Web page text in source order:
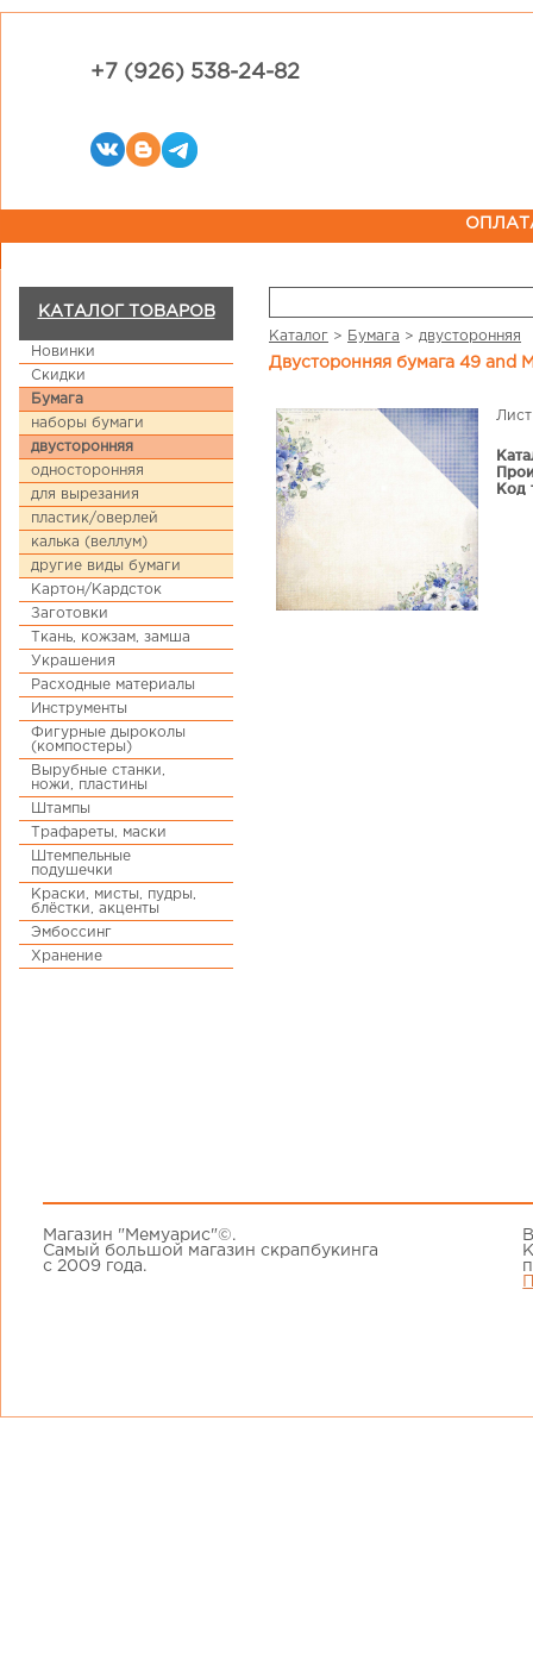
+7 (926) 538-24-82
КАТАЛОГ ТОВАРОВ
Новинки
Скидки
Бумага
наборы бумаги
двусторонняя
односторонняя
для вырезания
пластик/оверлей
калька (веллум)
другие виды бумаги
Картон/Кардсток
Заготовки
Ткань, кожзам, замша
Украшения
Расходные материалы
Инструменты
Фигурные дыроколы
(компостеры)
Вырубные станки,
ножи, пластины
Штампы
Трафареты, маски
Штемпельные
подушечки
Краски, мисты, пудры,
блёстки, акценты
Эмбоссинг
Хранение
Каталог > Бумага > двусторонняя
Двусторонняя бумага 49
Код
Магазин "Мемуарис"©.
Самый большой магазин скрапбукинга
с 2009 года.